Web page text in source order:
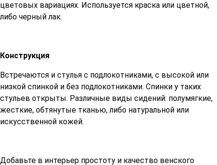
цветовых вариациях. Используется краска или цветной,
либо черный лак.
Конструкция
Встречаются и стулья с подлокотниками, с высокой или
низкой спинкой и без подлокотниками. Спинки у таких
стульев открыты. Различные виды сидений: полумягкие,
жесткие, обтянутые тканью, либо натуральной или
искусственной кожей.
Добавьте в интерьер простоту и качество венского